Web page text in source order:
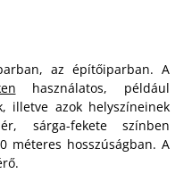
az építőiparban. A
használatos, például
illetve azok helyszíneinek
sárga-fekete színben
méteres hosszúságban. A